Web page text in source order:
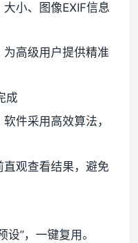
小、图像EXIF信息
高级用户提供精准
成
件采用高效算法，
观查看结果，避免
”，一键复用。